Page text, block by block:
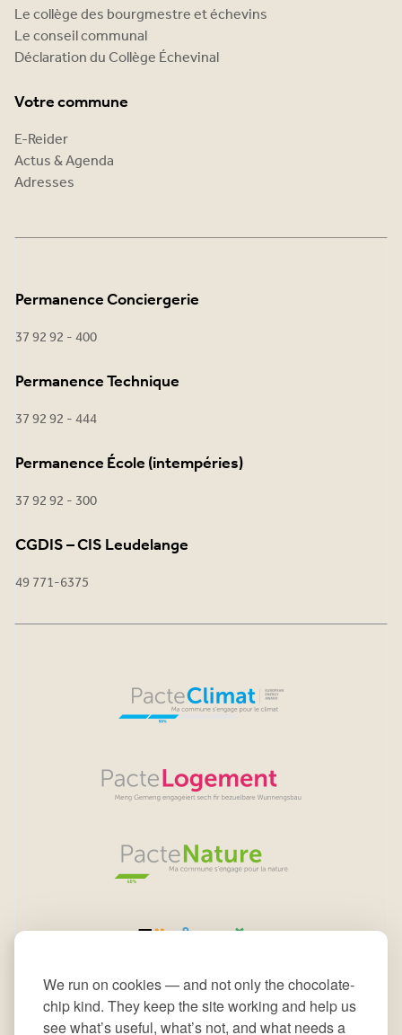
We run on cookies — and not only the chocolate-
chip kind. They keep the site working and help us
see what’s useful, what’s not, and what needs a
Le collège des bourgmestre et échevins
Le conseil communal
Déclaration du Collège Échevinal
Votre commune
E-Reider
Actus & Agenda
Adresses
Permanence Conciergerie
37 92 92 - 400
Permanence Technique
37 92 92 - 444
Permanence École (intempéries)
37 92 92 - 300
CGDIS – CIS Leudelange
49 771-6375